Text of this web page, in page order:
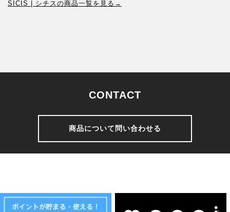
SICIS | シチスの商品一覧を見る→
CONTACT
商品について問い合わせる